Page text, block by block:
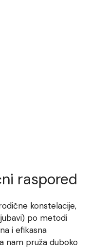
raspored
konstelacije,
po metodi
i efikasna
nam pruža duboko